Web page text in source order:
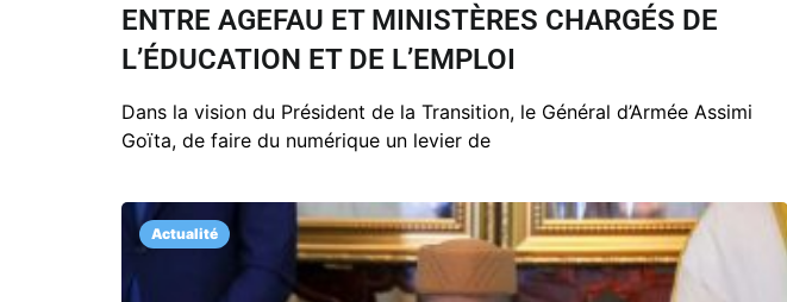
ENTRE AGEFAU ET MINISTÈRES CHARGÉS DE
L’ÉDUCATION ET DE L’EMPLOI
Dans la vision du Président de la Transition, le Général d’Armée Assimi
Goïta, de faire du numérique un levier de
Actualité